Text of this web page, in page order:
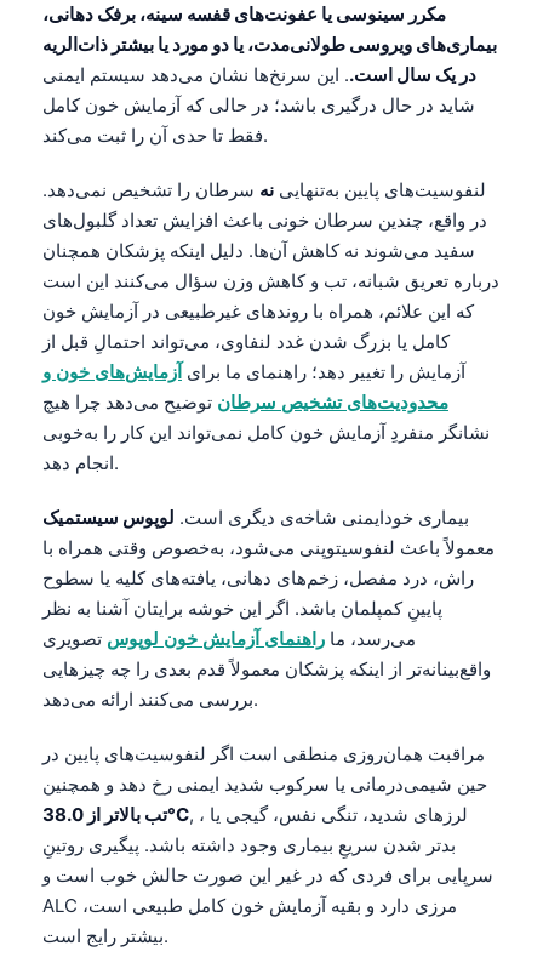
مکرر سینوسی یا عفونت‌های قفسه سینه، برفک دهانی،
بیماری‌های ویروسی طولانی‌مدت، یا دو مورد یا بیشتر ذات‌الریه
در یک سال است.. این سرنخ‌ها نشان می‌دهد سیستم ایمنی
شاید در حال درگیری باشد؛ در حالی که آزمایش خون کامل
فقط تا حدی آن را ثبت می‌کند.
لنفوسیت‌های پایین به‌تنهایی نه سرطان را تشخیص نمی‌دهد.
در واقع، چندین سرطان خونی باعث افزایش تعداد گلبول‌های
سفید می‌شوند نه کاهش آن‌ها. دلیل اینکه پزشکان همچنان
درباره تعریق شبانه، تب و کاهش وزن سؤال می‌کنند این است
که این علائم، همراه با روندهای غیرطبیعی در آزمایش خون
کامل یا بزرگ شدن غدد لنفاوی، می‌تواند احتمالِ قبل از
آزمایش را تغییر دهد؛ راهنمای ما برایآزمایش‌های خون و
محدودیت‌های تشخیص سرطان توضیح می‌دهد چرا هیچ
نشانگر منفردِ آزمایش خون کامل نمی‌تواند این کار را به‌خوبی
انجام دهد.
بیماری خودایمنی شاخه‌ی دیگری است. لوپوس سیستمیک
معمولاً باعث لنفوسیتوپنی می‌شود، به‌خصوص وقتی همراه با
راش، درد مفصل، زخم‌های دهانی، یافته‌های کلیه یا سطوح
پایینِ کمپلمان باشد. اگر این خوشه برایتان آشنا به نظر
می‌رسد، ما راهنمای آزمایش خون لوپوس تصویری
واقع‌بینانه‌تر از اینکه پزشکان معمولاً قدم بعدی را چه چیزهایی
بررسی می‌کنند ارائه می‌دهد.
مراقبت همان‌روزی منطقی است اگر لنفوسیت‌های پایین در
حین شیمی‌درمانی یا سرکوب شدید ایمنی رخ دهد و همچنین
تب بالاتر از 38.0°C, ، لرزهای شدید، تنگی نفس، گیجی یا
بدتر شدن سریعِ بیماری وجود داشته باشد. پیگیری روتینِ
سرپایی برای فردی که در غیر این صورت حالش خوب است و
ALC مرزی دارد و بقیه آزمایش خون کامل طبیعی است،
بیشتر رایج است.
தமிழ்
ગુજરાતી
ಕನ್ನಡ
മലയാളം
Bahasa Melayu
Tiếng Việt
Tagalog
ဗမာစာ
ភាសាខ្មែរ
Kiswahili
Українська
O‘zbekcha
Català
Қазақ тілі
Suomi
Hrvatski
Slovenčina
پښتو
سنڌي
සිංහල
অসমীয়া